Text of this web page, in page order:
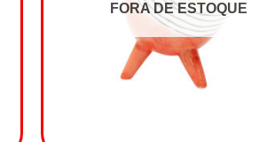
FORA DE ESTOQUE